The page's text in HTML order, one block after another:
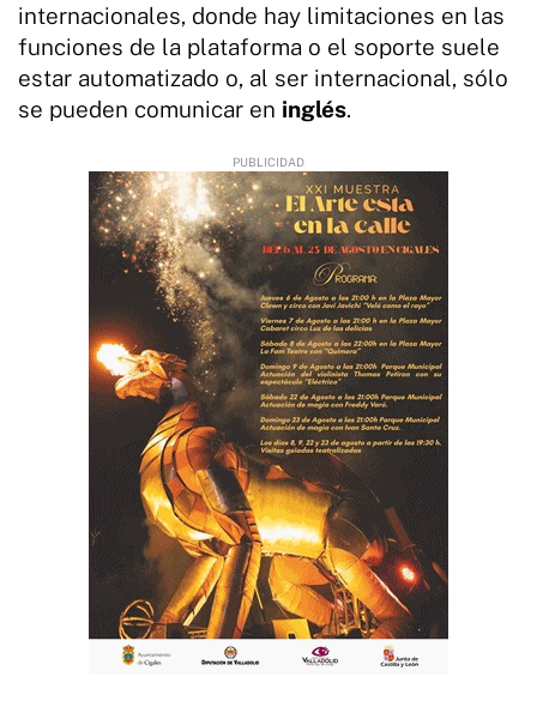
internacionales, donde hay limitaciones en las
funciones de la plataforma o el soporte suele
estar automatizado o, al ser internacional, sólo
se pueden comunicar en inglés.